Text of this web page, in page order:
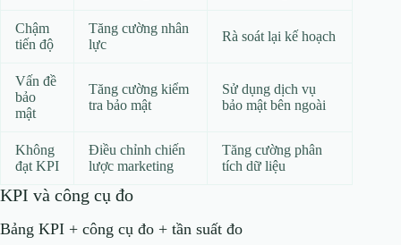
Chậm
tiến độ
Tăng cường nhân
lực
Rà soát lại kế hoạch
Vấn đề
bảo
mật
Tăng cường kiểm
tra bảo mật
Sử dụng dịch vụ
bảo mật bên ngoài
Không
đạt KPI
Điều chỉnh chiến
lược marketing
Tăng cường phân
tích dữ liệu
KPI và công cụ đo
Bảng KPI + công cụ đo + tần suất đo